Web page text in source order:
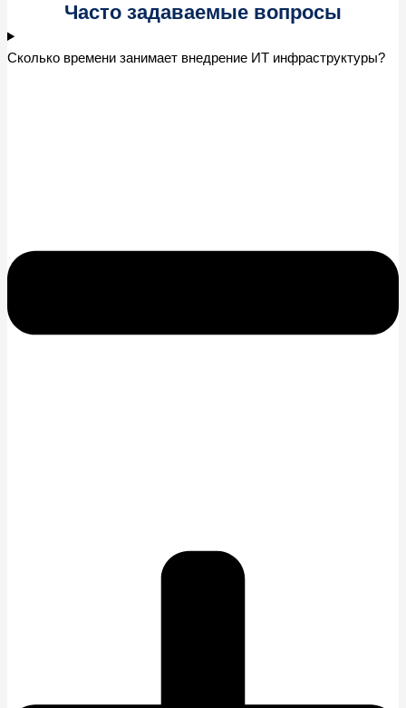
Часто задаваемые вопросы
Сколько времени занимает внедрение ИТ инфраструктуры?